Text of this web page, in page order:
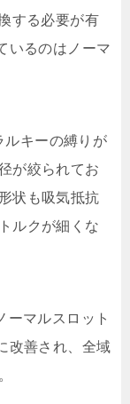
する必要が有
いるのはノーマ
キーの縛りが
が絞られてお
状も吸気抵抗
ルクが細くな
ーマルスロット
改善され、全域